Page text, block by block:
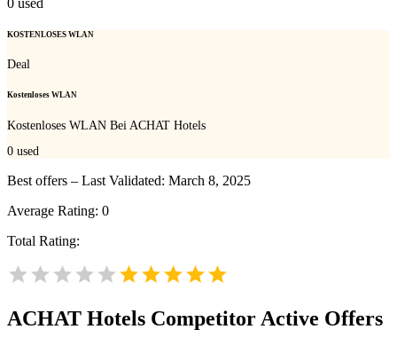
KOSTENLOSES WLAN
Deal
Kostenloses WLAN
Kostenloses WLAN Bei ACHAT Hotels
0 used
Best offers – Last Validated: March 8, 2025
Average Rating: 0
Total Rating:
ACHAT Hotels Competitor Active Offers